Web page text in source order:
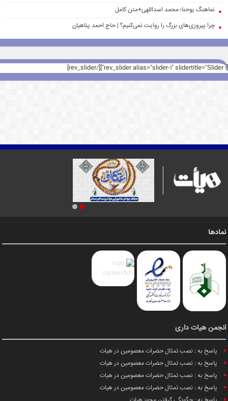
نماهنگ یوحنا؛ محمد اسداللهی+متن کامل
چرا پیروزی‌های بزرگ را روایت نمی‌کنیم؟ | حاج احمد پناهیان
[rev_slider alias="slider-1" slidertitle="Slider 1"][/rev_slider]
نمادها
انجمن هیات داری
پاسخ به : نصب تمثال حضرات معصومین در هیات
پاسخ به : نصب تمثال حضرات معصومین در هیات
پاسخ به : نصب تمثال حضرات معصومین در هیات
پاسخ به : نصب تمثال حضرات معصومین در هیات